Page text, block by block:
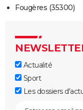
Fougères (35300)
Actualité
Sport
Les dossiers